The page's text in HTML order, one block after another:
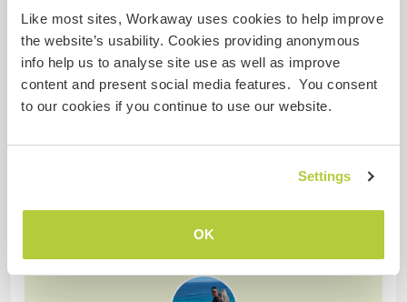
Like most sites, Workaway uses cookies to help improve
the website’s usability. Cookies providing anonymous
info help us to analyse site use as well as improve
content and present social media features. You consent
to our cookies if you continue to use our website.
Settings
OK
Vom Workawayer () für Host (
Share good moments
together ...
I stayed in this farm for 10 days, a beautiful place in
island. The guys hosting, Tan and Kik, are really nice
During my permanence we builded one of the
annotations and we started the new toilet,